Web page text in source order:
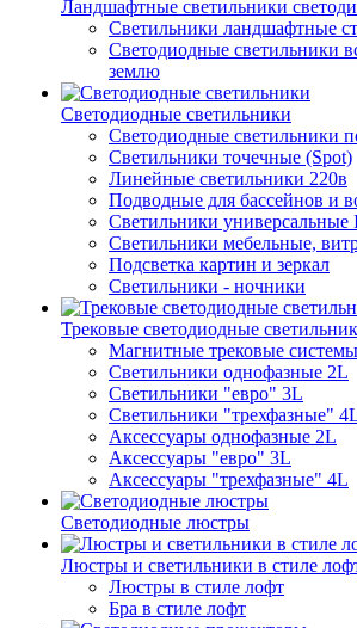
Ландшафтные светильники
Светильники ландшафтные
Светодиодные светильники
землю
Светодиодные светильники
Светодиодные светильники
Светильники точечные (Spot)
Линейные светильники 220в
Подводные для бассейнов и
Светильники универсальные
Светильники мебельные,
Подсветка картин и зеркал
Светильники - ночники
Трековые светодиодные
Магнитные трековые
Светильники однофазные 2L
Светильники "евро" 3L
Светильники "трехфазные"
Аксессуары однофазные 2L
Аксессуары "евро" 3L
Аксессуары "трехфазные" 4L
Светодиодные люстры
Люстры и светильники в стиле
Люстры в стиле лофт
Бра в стиле лофт